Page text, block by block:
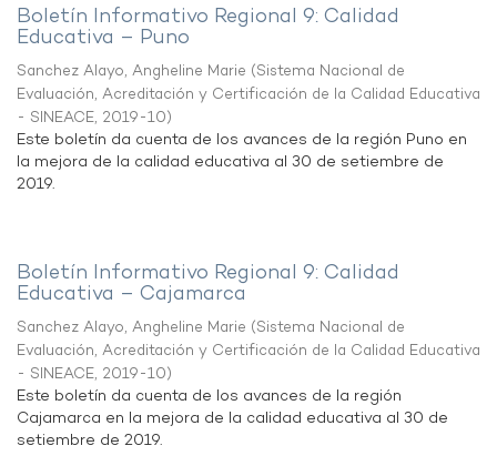
Boletín Informativo Regional 9: Calidad
Educativa – Puno
Sanchez Alayo, Angheline Marie (Sistema Nacional de
Evaluación, Acreditación y Certificación de la Calidad Educativa
- SINEACE, 2019-10)
Este boletín da cuenta de los avances de la región Puno en
la mejora de la calidad educativa al 30 de setiembre de
2019.
Boletín Informativo Regional 9: Calidad
Educativa – Cajamarca
Sanchez Alayo, Angheline Marie (Sistema Nacional de
Evaluación, Acreditación y Certificación de la Calidad Educativa
- SINEACE, 2019-10)
Este boletín da cuenta de los avances de la región
Cajamarca en la mejora de la calidad educativa al 30 de
setiembre de 2019.